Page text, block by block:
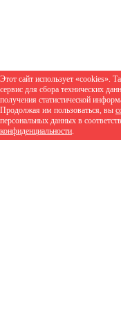
Этот сайт использует «cookies».
сервис для сбора технических
получения статистической
Продолжая им пользоваться, вы
персональных данных в
конфиденциальности.